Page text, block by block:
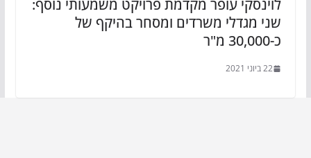
לוינסקי עופר מקדמת פרויקט משמעותי נוסף:
שני מגדלי משרדים ומסחר בהיקף של
כ-30,000 מ"ר
22 ביוני 2021